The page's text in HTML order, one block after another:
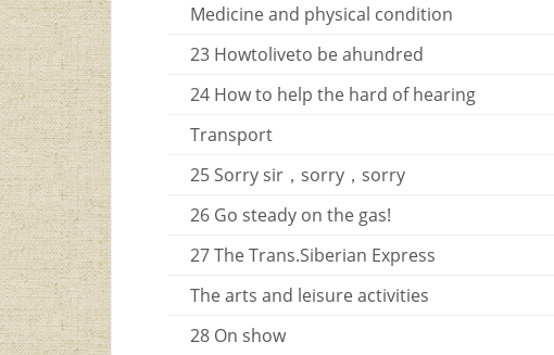
Medicine and physical condition
23 Howtoliveto be ahundred
24 How to help the hard of hearing
Transport
25 Sorry sir，sorry，sorry
26 Go steady on the gas!
27 The Trans.Siberian Express
The arts and leisure activities
28 On show